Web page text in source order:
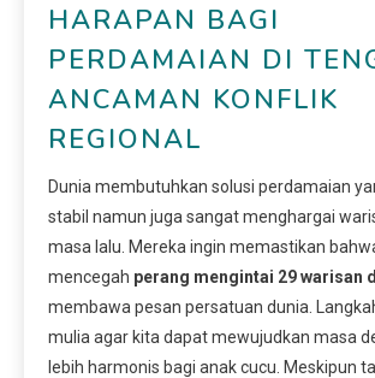
HARAPAN BAGI
PERDAMAIAN DI
ANCAMAN KONFLIK
REGIONAL
Dunia membutuhkan solusi perdamaian
stabil namun juga sangat menghargai
masa lalu. Mereka ingin memastikan
mencegah perang mengintai 29 warisan
membawa pesan persatuan dunia.
mulia agar kita dapat mewujudkan masa
lebih harmonis bagi anak cucu. Meskipun